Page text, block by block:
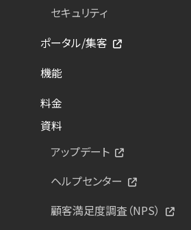
セキュリティ
ポータル/集客
機能
料金
資料
アップデート
ヘルプセンター
顧客満足度調査（NPS）